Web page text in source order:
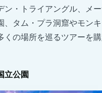
公的医療制度の違いにつ
ルなネットワーク構築
家や研修医仲間と有意義な
ン・トライアングル、メ
、タム・プラ洞窟やモン
くの場所を巡るツアーを
立公園